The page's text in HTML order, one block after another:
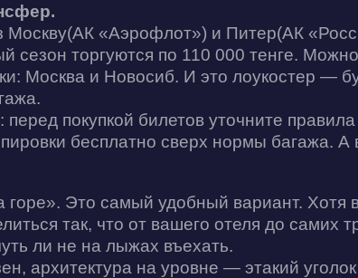
Москву(АК «Аэрофлот») и Питер(АК
сезон торгуются по 110 000 тенге.
Москва и Новосиб. И это лоукостер —
покупкой билетов уточните
бесплатно сверх нормы багажа. А
Это самый удобный вариант. Хотя
так, что от вашего отеля до самих
ли не на лыжах въехать.
архитектура на уровне — этакий